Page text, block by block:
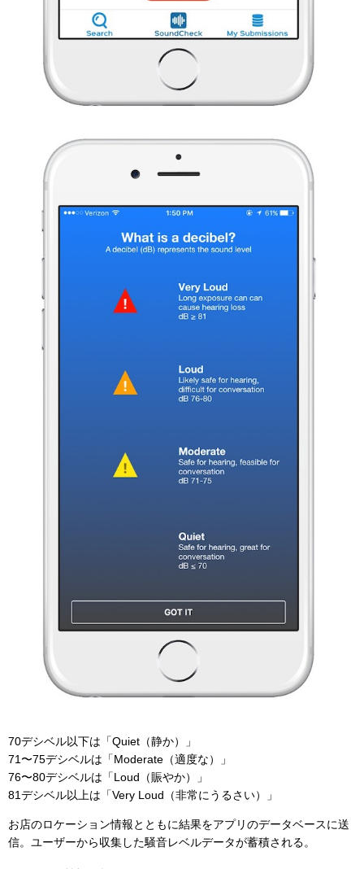
70デシベル以下は「Quiet（静か）」
71〜75デシベルは「Moderate（適度な）」
76〜80デシベルは「Loud（賑やか）」
81デシベル以上は「Very Loud（非常にうるさい）」
お店のロケーション情報とともに結果をアプリのデータベースに送
信。ユーザーから収集した騒音レベルデータが蓄積される。